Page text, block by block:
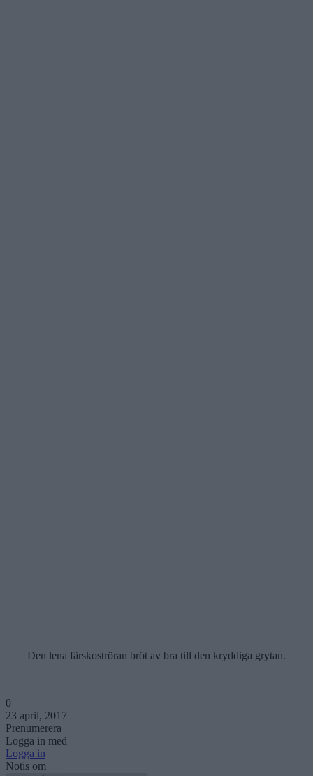
Den lena färskoströran bröt av bra till den kryddiga grytan.
0
23 april, 2017
Prenumerera
Logga in med
Logga in
Notis om